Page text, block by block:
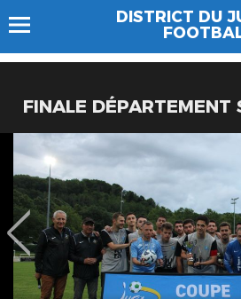
DISTRICT DU
FINALE DÉPARTEMENT